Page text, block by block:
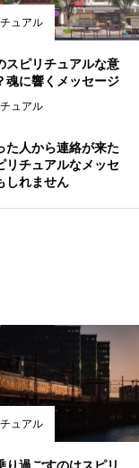
ュアル
スピリチュアルな意
魂に響くメッセージ
る方法✨
ュアル
た人から連絡が来た
リチュアルなメッセ
しれません
ュアル